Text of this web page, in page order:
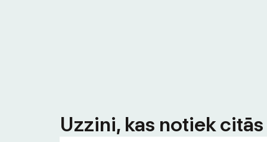
Uzzini, kas notiek